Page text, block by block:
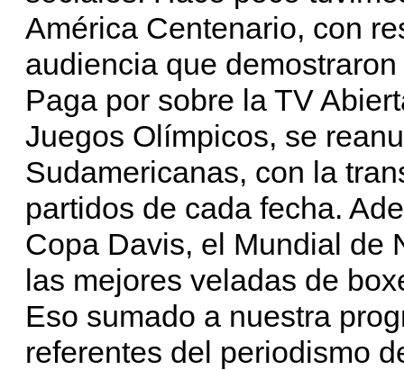
América Centenario, con
audiencia que
Paga por sobre la TV
Juegos Olímpicos, se
Sudamericanas, con la
partidos de cada fecha.
Copa Davis, el Mundial de
las mejores veladas de
Eso sumado a nuestra
referentes del periodismo